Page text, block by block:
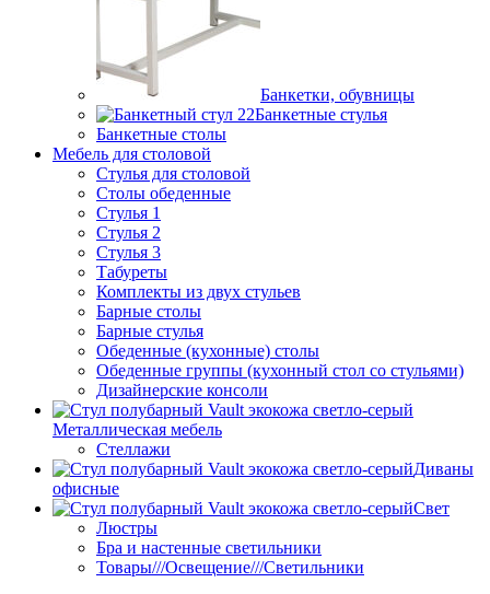
Банкетки, обувницы
Банкетные стулья
Банкетные столы
Мебель для столовой
Стулья для столовой
Столы обеденные
Стулья 1
Стулья 2
Стулья 3
Табуреты
Комплекты из двух стульев
Барные столы
Барные стулья
Обеденные (кухонные) столы
Обеденные группы (кухонный стол со стульями)
Дизайнерские консоли
Металлическая мебель
Стеллажи
Диваны
офисные
Свет
Люстры
Бра и настенные светильники
Товары///Освещение///Светильники